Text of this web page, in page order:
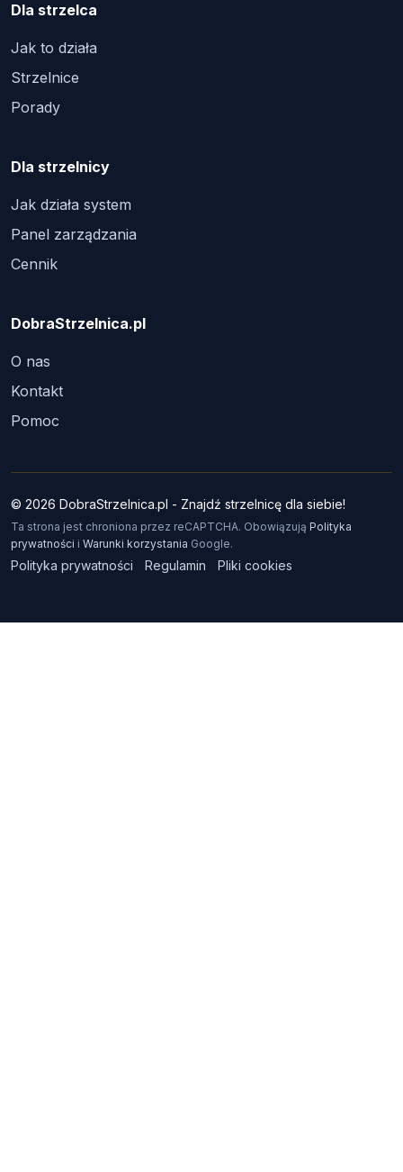
Dla strzelca
Jak to działa
Strzelnice
Porady
Dla strzelnicy
Jak działa system
Panel zarządzania
Cennik
DobraStrzelnica.pl
O nas
Kontakt
Pomoc
© 2026 DobraStrzelnica.pl - Znajdź strzelnicę dla siebie!
Ta strona jest chroniona przez reCAPTCHA. Obowiązują Polityka
prywatności i Warunki korzystania Google.
Polityka prywatności Regulamin Pliki cookies